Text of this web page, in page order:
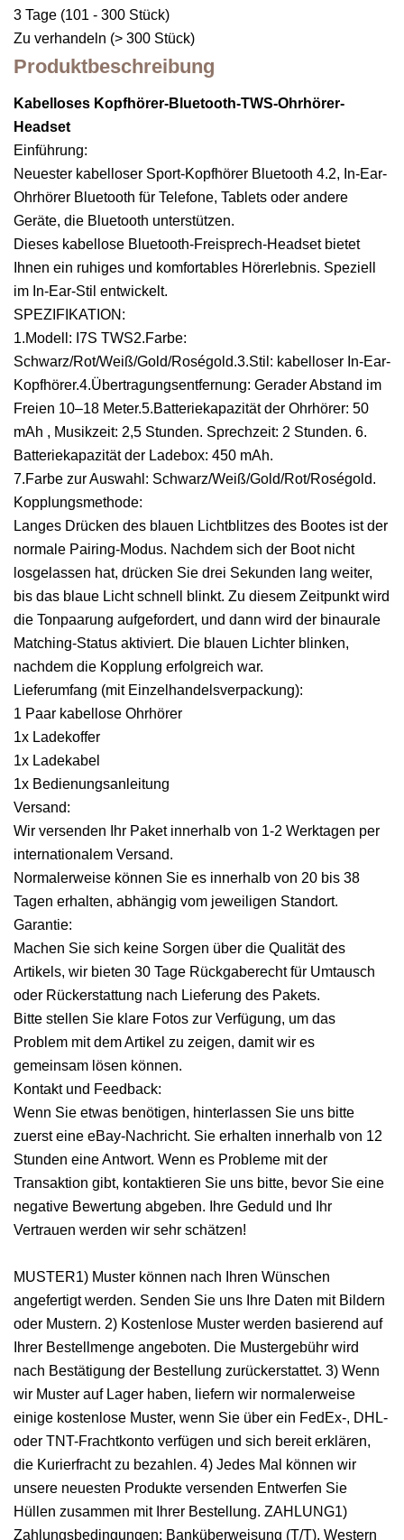
3 Tage (101 - 300 Stück)
Zu verhandeln (> 300 Stück)
Produktbeschreibung
Kabelloses Kopfhörer-Bluetooth-TWS-Ohrhörer-
Headset
Einführung:
Neuester kabelloser Sport-Kopfhörer Bluetooth 4.2, In-Ear-
Ohrhörer Bluetooth für Telefone, Tablets oder andere
Geräte, die Bluetooth unterstützen.
Dieses kabellose Bluetooth-Freisprech-Headset bietet
Ihnen ein ruhiges und komfortables Hörerlebnis. Speziell
im In-Ear-Stil entwickelt.
SPEZIFIKATION:
1.Modell: I7S TWS2.Farbe:
Schwarz/Rot/Weiß/Gold/Roségold.3.Stil: kabelloser In-Ear-
Kopfhörer.4.Übertragungsentfernung: Gerader Abstand im
Freien 10–18 Meter.5.Batteriekapazität der Ohrhörer: 50
mAh , Musikzeit: 2,5 Stunden. Sprechzeit: 2 Stunden. 6.
Batteriekapazität der Ladebox: 450 mAh.
7.Farbe zur Auswahl: Schwarz/Weiß/Gold/Rot/Roségold.
Kopplungsmethode:
Langes Drücken des blauen Lichtblitzes des Bootes ist der
normale Pairing-Modus. Nachdem sich der Boot nicht
losgelassen hat, drücken Sie drei Sekunden lang weiter,
bis das blaue Licht schnell blinkt. Zu diesem Zeitpunkt wird
die Tonpaarung aufgefordert, und dann wird der binaurale
Matching-Status aktiviert. Die blauen Lichter blinken,
nachdem die Kopplung erfolgreich war.
Lieferumfang (mit Einzelhandelsverpackung):
1 Paar kabellose Ohrhörer
1x Ladekoffer
1x Ladekabel
1x Bedienungsanleitung
Versand:
Wir versenden Ihr Paket innerhalb von 1-2 Werktagen per
internationalem Versand.
Normalerweise können Sie es innerhalb von 20 bis 38
Tagen erhalten, abhängig vom jeweiligen Standort.
Garantie:
Machen Sie sich keine Sorgen über die Qualität des
Artikels, wir bieten 30 Tage Rückgaberecht für Umtausch
oder Rückerstattung nach Lieferung des Pakets.
Bitte stellen Sie klare Fotos zur Verfügung, um das
Problem mit dem Artikel zu zeigen, damit wir es
gemeinsam lösen können.
Kontakt und Feedback:
Wenn Sie etwas benötigen, hinterlassen Sie uns bitte
zuerst eine eBay-Nachricht. Sie erhalten innerhalb von 12
Stunden eine Antwort. Wenn es Probleme mit der
Transaktion gibt, kontaktieren Sie uns bitte, bevor Sie eine
negative Bewertung abgeben. Ihre Geduld und Ihr
Vertrauen werden wir sehr schätzen!
MUSTER1) Muster können nach Ihren Wünschen
angefertigt werden. Senden Sie uns Ihre Daten mit Bildern
oder Mustern. 2) Kostenlose Muster werden basierend auf
Ihrer Bestellmenge angeboten. Die Mustergebühr wird
nach Bestätigung der Bestellung zurückerstattet. 3) Wenn
wir Muster auf Lager haben, liefern wir normalerweise
einige kostenlose Muster, wenn Sie über ein FedEx-, DHL-
oder TNT-Frachtkonto verfügen und sich bereit erklären,
die Kurierfracht zu bezahlen. 4) Jedes Mal können wir
unsere neuesten Produkte versenden Entwerfen Sie
Hüllen zusammen mit Ihrer Bestellung. ZAHLUNG1)
Zahlungsbedingungen: Banküberweisung (T/T), Western